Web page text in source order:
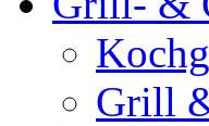
Grill